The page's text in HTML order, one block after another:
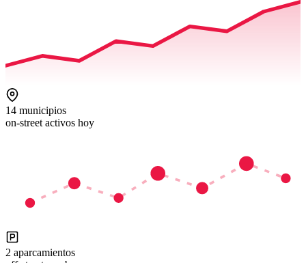
14 municipios
on-street activos hoy
2 aparcamientos